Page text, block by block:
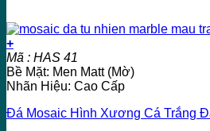
+
Mã : HAS 41
Bề Mặt: Men Matt (Mờ)
Nhãn Hiệu: Cao Cấp
Đá Mosaic Hình Xương Cá Trắng